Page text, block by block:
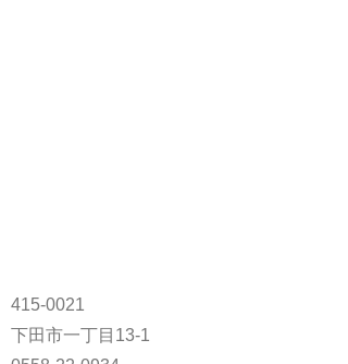
415-0021
下田市一丁目13-1